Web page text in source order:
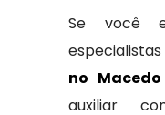
Se você
no
auxiliar